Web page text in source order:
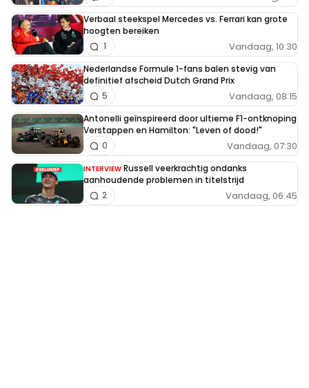
Verbaal steekspel Mercedes vs. Ferrari kan grote
hoogten bereiken
Vandaag, 10:30
1
Nederlandse Formule 1-fans balen stevig van
definitief afscheid Dutch Grand Prix
Vandaag, 08:15
5
Antonelli geïnspireerd door ultieme F1-ontknoping
Verstappen en Hamilton: "Leven of dood!"
Vandaag, 07:30
0
INTERVIEW Russell veerkrachtig ondanks
aanhoudende problemen in titelstrijd
Vandaag, 06:45
2